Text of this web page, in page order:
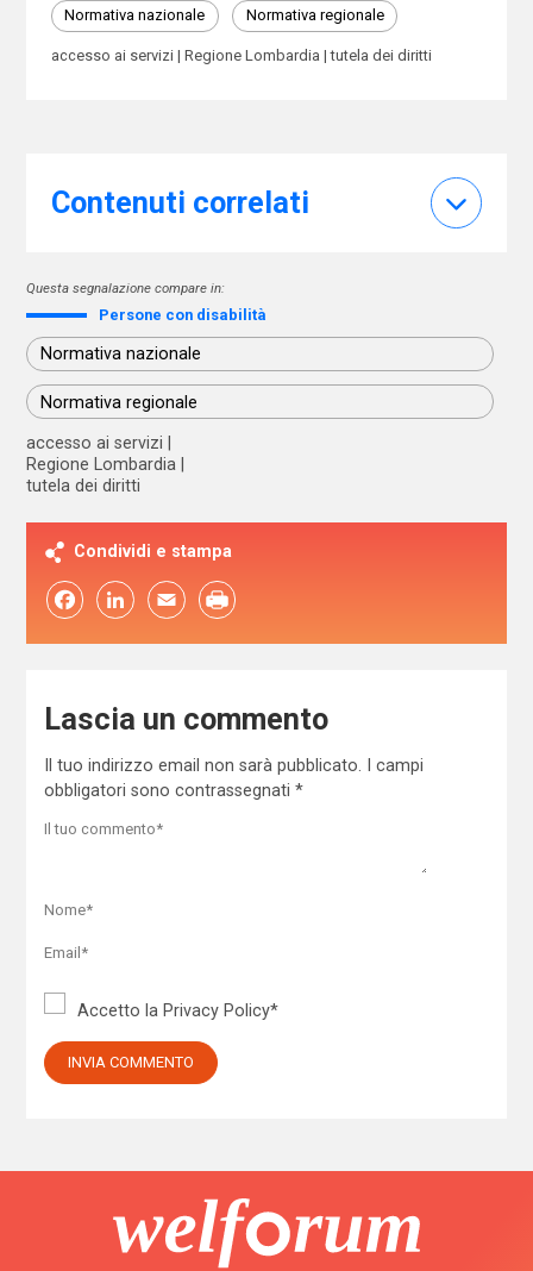
Normativa nazionale Normativa regionale
accesso ai servizi Regione Lombardia tutela dei diritti
Contenuti correlati
Questa segnalazione compare in:
Persone con disabilità
Normativa nazionale
Normativa regionale
accesso ai servizi
Regione Lombardia
tutela dei diritti
Condividi e stampa
FacebookLinkedIn Email
Lascia un commento
Il tuo indirizzo email non sarà pubblicato.
I campi
obbligatori sono contrassegnati *
Accetto la Privacy Policy*